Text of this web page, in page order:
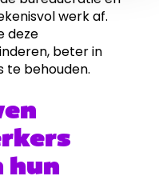
werk af.
deze
beter in
te behouden.
hun